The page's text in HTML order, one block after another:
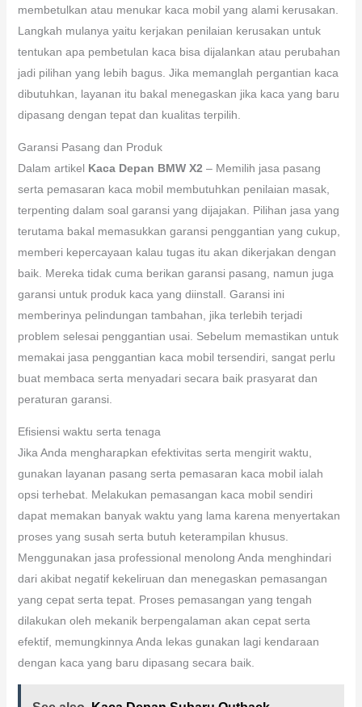
disangkal jika kaca mobil terkadang bisa alami kerusakan atau
pecah. Apabila Anda merasakan kerusakan di kaca mobil,
selekasnya handel persoalan itu untuk mengontrol keamanan
serta ketenteraman berkendaraan Anda. Jasa pasang serta
penjualan kaca mobil bisa memberi kontribusi saat
membetulkan atau menukar kaca mobil yang alami kerusakan.
Garansi Pasang dan Produk
Dalam artikel Kaca Depan BMW X2– Memilih jasa pasang
serta pemasaran kaca mobil membutuhkan penilaian masak,
terpenting dalam soal garansi yang dijajakan. Pilihan jasa yang
terutama bakal memasukkan garansi penggantian yang cukup,
memberi kepercayaan kalau tugas itu akan dikerjakan dengan
baik. Mereka tidak cuma berikan garansi pasang, namun juga
garansi untuk produk kaca yang diinstall. Garansi ini
Efisiensi waktu serta tenaga
Jika Anda mengharapkan efektivitas serta mengirit waktu,
gunakan layanan pasang serta pemasaran kaca mobil ialah
opsi terhebat. Melakukan pemasangan kaca mobil sendiri
dapat memakan banyak waktu yang lama karena menyertakan
proses yang susah serta butuh keterampilan khusus.
Menggunakan jasa professional menolong Anda menghindari
dari akibat negatif kekeliruan dan menegaskan pemasangan